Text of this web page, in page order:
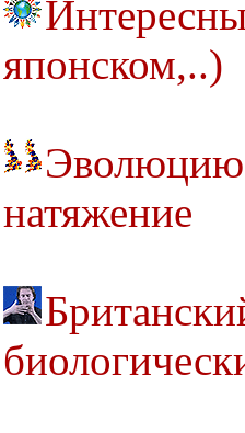
японском,..)
Эволюцию
натяжение